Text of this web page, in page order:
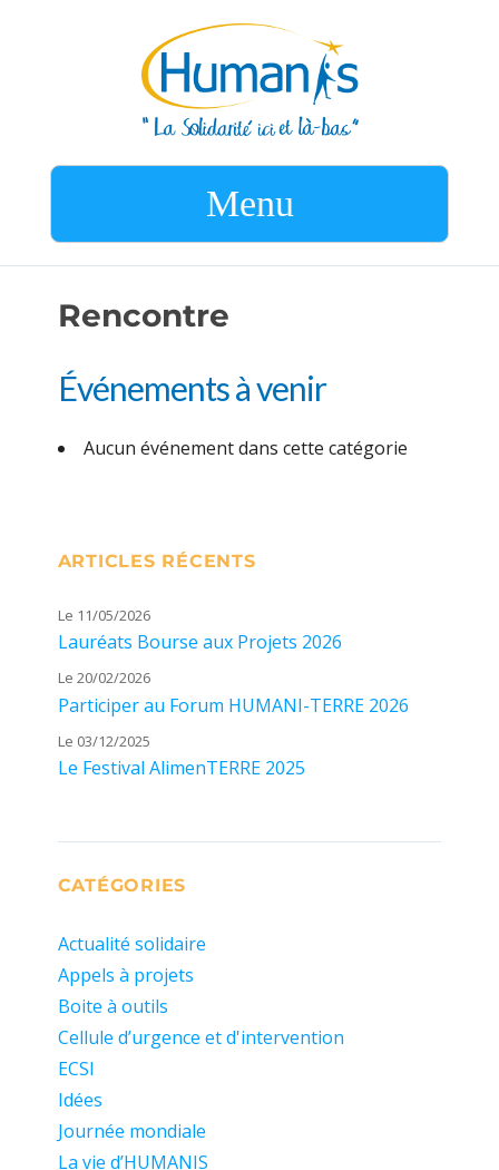
Menu
Rencontre
Événements à venir
Aucun événement dans cette catégorie
ARTICLES RÉCENTS
Le 11/05/2026
Lauréats Bourse aux Projets 2026
Le 20/02/2026
Participer au Forum HUMANI-TERRE 2026
Le 03/12/2025
Le Festival AlimenTERRE 2025
CATÉGORIES
Actualité solidaire
Appels à projets
Boite à outils
Cellule d’urgence et d'intervention
ECSI
Idées
Journée mondiale
La vie d’HUMANIS